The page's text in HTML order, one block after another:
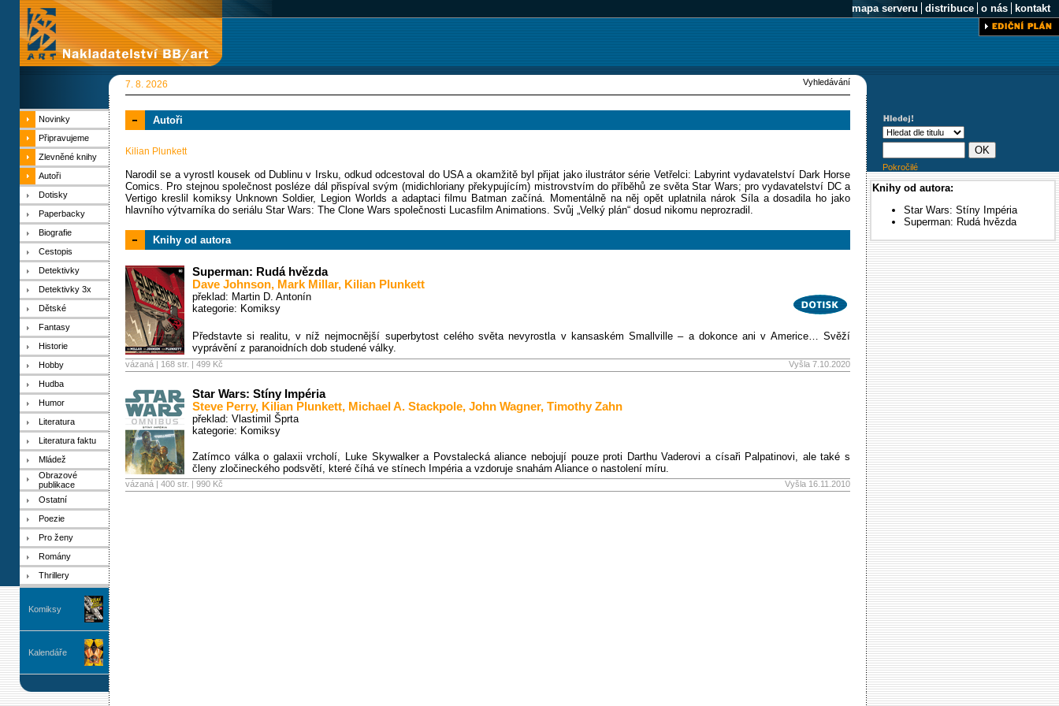
mapa serveru distribuce o nás kontakt
7. 8. 2026 Vyhledávání
Novinky
Připravujeme
Zlevněné knihy
Autoři
Dotisky
Paperbacky
Biografie
Cestopis
Detektivky
Detektivky 3x
Dětské
Fantasy
Historie
Hobby
Hudba
Humor
Literatura
Literatura faktu
Mládež
Obrazové
publikace
Ostatní
Poezie
Pro ženy
Romány
Thrillery
Komiksy
Kalendáře
Autoři
Kilian Plunkett
Narodil se a vyrostl kousek od Dublinu v Irsku, odkud odcestoval do USA a okamžitě byl přijat jako ilustrátor série Vetřelci: Labyrint vydavatelství Dark Horse
Comics. Pro stejnou společnost posléze dál přispíval svým (midichloriany překypujícím) mistrovstvím do příběhů ze světa Star Wars; pro vydavatelství DC a
Vertigo kreslil komiksy Unknown Soldier, Legion Worlds a adaptaci filmu Batman začíná. Momentálně na něj opět uplatnila nárok Síla a dosadila ho jako
hlavního výtvarníka do seriálu Star Wars: The Clone Wars společnosti Lucasfilm Animations. Svůj „Velký plán“ dosud nikomu neprozradil.
Knihy od autora
Superman: Rudá hvězda
Dave Johnson, Mark Millar, Kilian Plunkett
překlad: Martin D. Antonín
kategorie: Komiksy
Představte si realitu, v níž nejmocnější superbytost celého světa nevyrostla v kansaském Smallville – a dokonce ani v Americe… Svěží
vyprávění z paranoidních dob studené války.
vázaná | 168 str. | 499 Kč Vyšla 7.10.2020
Star Wars: Stíny Impéria
Steve Perry, Kilian Plunkett, Michael A. Stackpole, John Wagner, Timothy Zahn
překlad: Vlastimil Šprta
kategorie: Komiksy
Zatímco válka o galaxii vrcholí, Luke Skywalker a Povstalecká aliance nebojují pouze proti Darthu Vaderovi a císaři Palpatinovi, ale také s
členy zločineckého podsvětí, které číhá ve stínech Impéria a vzdoruje snahám Aliance o nastolení míru.
vázaná | 400 str. | 990 Kč Vyšla 16.11.2010
Pokročilé
Knihy od autora:
Star Wars: Stíny Impéria
Superman: Rudá hvězda